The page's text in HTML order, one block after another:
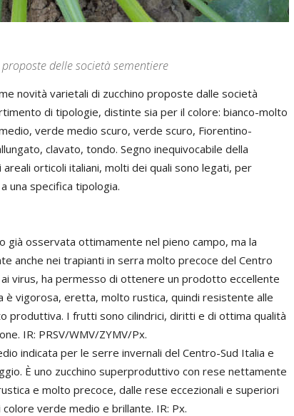
delle società sementiere
novità varietali di zucchino proposte dalle società
di tipologie, distinte sia per il colore: bianco-molto
verde medio scuro, verde scuro, Fiorentino-
clavato, tondo. Segno inequivocabile della
orticoli italiani, molti dei quali sono legati, per
una specifica tipologia.
già osservata ottimamente nel pieno campo, ma la
anche nei trapianti in serra molto precoce del Centro
virus, ha permesso di ottenere un prodotto eccellente
è vigorosa, eretta, molto rustica, quindi resistente alle
produttiva. I frutti sono cilindrici, diritti e di ottima qualità
IR: PRSV/WMV/ZYMV/Px.
indicata per le serre invernali del Centro-Sud Italia e
È uno zucchino superproduttivo con rese nettamente
e molto precoce, dalle rese eccezionali e superiori
verde medio e brillante. IR: Px.